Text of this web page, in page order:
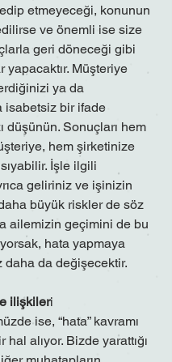
etmeyeceği, konunun
ve önemli ise size
geri döneceği gibi
yapacaktır. Müşteriye
ya da
isabetsiz bir ifade
düşünün. Sonuçları hem
hem şirketinize
İşle ilgili
geliriniz ve işinizin
büyük riskler de söz
ailemizin geçimini de bu
hata yapmaya
daha da değişecektir.
ilişkileri
ise, “hata” kavramı
hal alıyor. Bizde yarattığı